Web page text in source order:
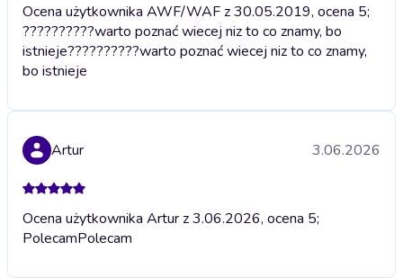
Ocena użytkownika AWF/WAF z 30.05.2019, ocena 5;
??????????warto poznać wiecej niz to co znamy, bo
istnieje??????????warto poznać wiecej niz to co znamy,
bo istnieje
Artur 3.06.2026
Ocena użytkownika Artur z 3.06.2026, ocena 5;
PolecamPolecam